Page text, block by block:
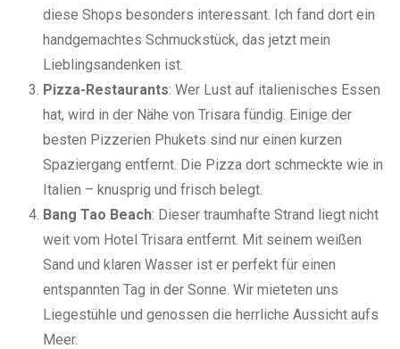
diese Shops besonders interessant. Ich fand dort ein
handgemachtes Schmuckstück, das jetzt mein
Lieblingsandenken ist.
Pizza-Restaurants: Wer Lust auf italienisches Essen
hat, wird in der Nähe von Trisara fündig. Einige der
besten Pizzerien Phukets sind nur einen kurzen
Spaziergang entfernt. Die Pizza dort schmeckte wie in
Italien – knusprig und frisch belegt.
Bang Tao Beach: Dieser traumhafte Strand liegt nicht
weit vom Hotel Trisara entfernt. Mit seinem weißen
Sand und klaren Wasser ist er perfekt für einen
entspannten Tag in der Sonne. Wir mieteten uns
Liegestühle und genossen die herrliche Aussicht aufs
Meer.